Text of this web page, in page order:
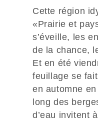
Cette région
«Prairie et
s’éveille, les
de la chance,
Et en été
feuillage se
en automne
long des
d’eau invitent